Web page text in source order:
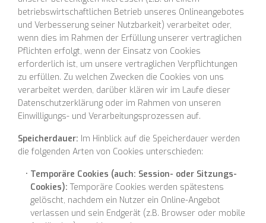
betriebswirtschaftlichen Betrieb unseres Onlineangebotes
und Verbesserung seiner Nutzbarkeit) verarbeitet oder,
wenn dies im Rahmen der Erfüllung unserer vertraglichen
Pflichten erfolgt, wenn der Einsatz von Cookies
erforderlich ist, um unsere vertraglichen Verpflichtungen
zu erfüllen. Zu welchen Zwecken die Cookies von uns
verarbeitet werden, darüber klären wir im Laufe dieser
Datenschutzerklärung oder im Rahmen von unseren
Einwilligungs- und Verarbeitungsprozessen auf.
Speicherdauer: Im Hinblick auf die Speicherdauer werden
die folgenden Arten von Cookies unterschieden:
Temporäre Cookies (auch: Session- oder Sitzungs-
Cookies): Temporäre Cookies werden spätestens
gelöscht, nachdem ein Nutzer ein Online-Angebot
verlassen und sein Endgerät (z.B. Browser oder mobile